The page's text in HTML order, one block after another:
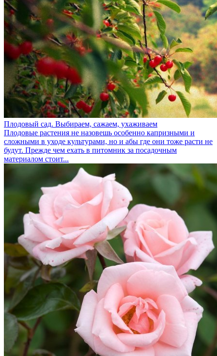
Плодовый сад. Выбираем, сажаем, ухаживаем
Плодовые растения не назовешь особенно капризными и
сложными в уходе культурами, но и абы где они тоже расти не
будут. Прежде чем ехать в питомник за посадочным
материалом стоит...